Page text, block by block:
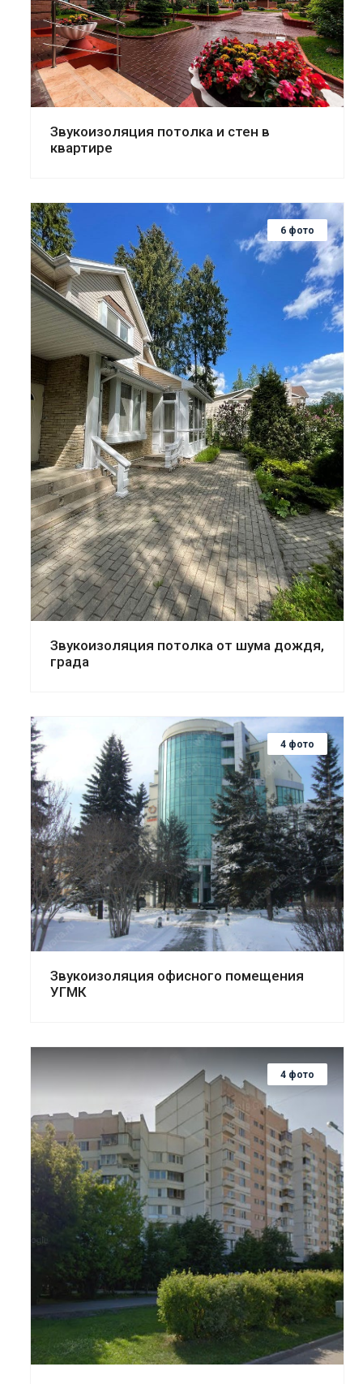
Смотреть проект
Звукоизоляция потолка и стен в
квартире
6 фото
Смотреть проект
Звукоизоляция потолка от шума дождя,
града
4 фото
Смотреть проект
Звукоизоляция офисного помещения
УГМК
4 фото
Смотреть проект